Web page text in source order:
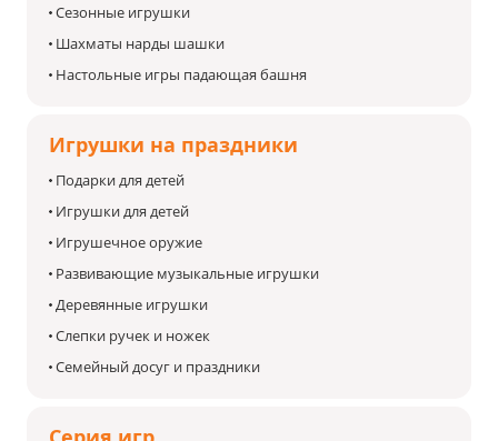
Сезонные игрушки
Шахматы нарды шашки
Настольные игры падающая башня
Игрушки на праздники
Подарки для детей
Игрушки для детей
Игрушечное оружие
Развивающие музыкальные игрушки
Деревянные игрушки
Слепки ручек и ножек
Семейный досуг и праздники